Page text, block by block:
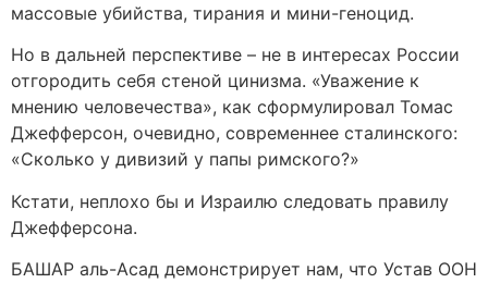
массовые убийства, тирания и мини-геноцид.
Но в дальней перспективе – не в интересах России
отгородить себя стеной цинизма. «Уважение к
мнению человечества», как сформулировал Томас
Джефферсон, очевидно, современнее сталинского:
«Сколько у дивизий у папы римского?»
Кстати, неплохо бы и Израилю следовать правилу
Джефферсона.
БАШАР аль-Асад демонстрирует нам, что Устав ООН